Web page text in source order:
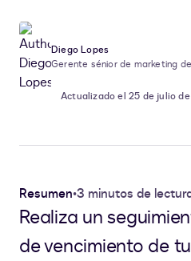
Diego Lopes
Gerente sénior de marketing
Actualizado el 25 de julio
Resumen•3 minutos de
Realiza un
de vencimiento de